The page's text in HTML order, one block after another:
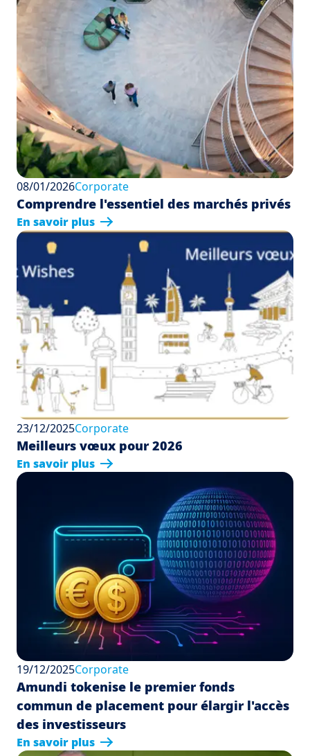
08/01/2026Corporate
Comprendre l'essentiel des marchés privés
En savoir plus
23/12/2025Corporate
Meilleurs vœux pour 2026
En savoir plus
19/12/2025Corporate
Amundi tokenise le premier fonds
commun de placement pour élargir l'accès
des investisseurs
En savoir plus